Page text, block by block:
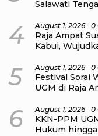
Salawati
4 August 1, 2026 0
Raja Ampat
Kabui,
5 August 1, 2026 0
Festival Sorai
UGM di Raja
6 August 1, 2026 0
KKN-PPM
Hukum